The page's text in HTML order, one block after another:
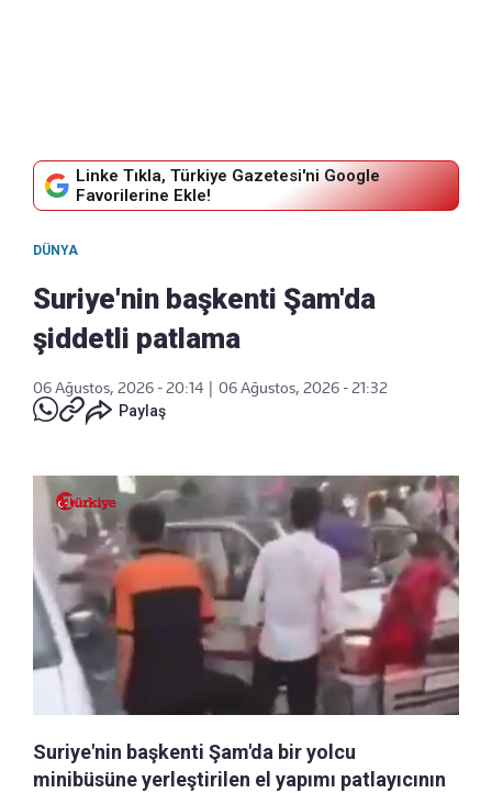
Linke Tıkla, Türkiye Gazetesi'ni Google
Favorilerine Ekle!
DÜNYA
Suriye'nin başkenti Şam'da
şiddetli patlama
06 Ağustos, 2026 - 20:14
06 Ağustos, 2026 - 21:32
Paylaş
Suriye'nin başkenti Şam'da bir yolcu
minibüsüne yerleştirilen el yapımı patlayıcının